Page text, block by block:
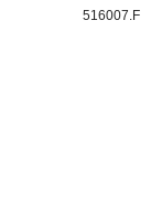
516007.F